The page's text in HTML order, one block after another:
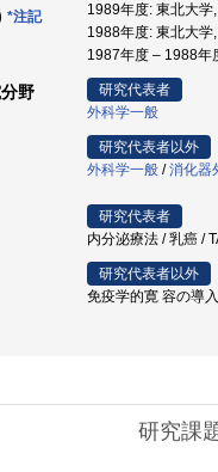
*注記
1989年度: 東北大学
1988年度: 東北大学
1987年度 – 1988年
野
研究代表者
外科学一般
研究代表者以外
外科学一般 /消化器
研究代表者
内分泌療法 / 乳癌 /
研究代表者以外
免疫学的寛 容の導
研究課